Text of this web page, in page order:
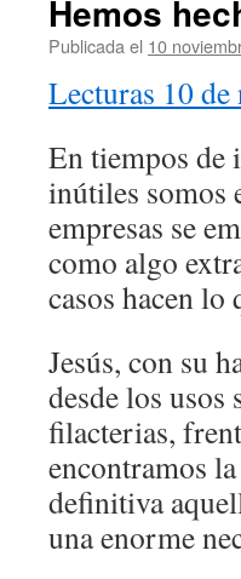
Hemos
Publicada el 10
Lecturas 10
En tiempos de
inútiles somos
empresas se
como algo
casos hacen lo
Jesús, con su
desde los usos
filacterias,
encontramos
definitiva
una enorme